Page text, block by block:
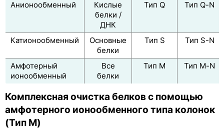
Анионообменный
Кислые
белки /
ДНК
Тип Q Тип Q-N
Катионообменный
Основные
белки
Тип S Тип S-N
Амфотерный
ионообменный
Все
белки
Тип M Тип M-N
Комплексная очистка белков с помощью
амфотерного ионообменного типа колонок
(Тип М)